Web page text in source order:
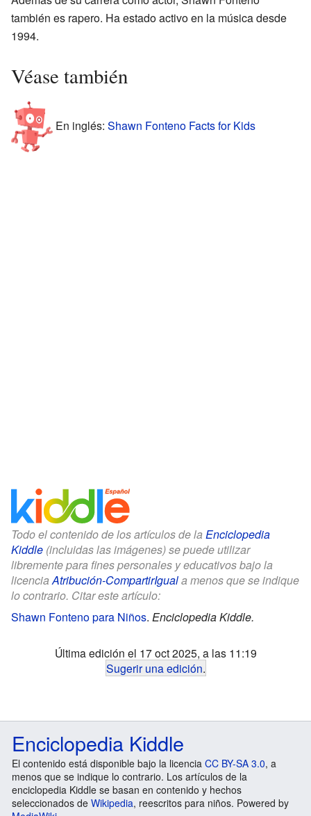
también es rapero. Ha estado activo en la música desde
1994.
Véase también
En inglés: Shawn Fonteno Facts for Kids
Todo el contenido de los artículos de la Enciclopedia
Kiddle (incluidas las imágenes) se puede utilizar
libremente para fines personales y educativos bajo la
licenciaAtribución-CompartirIguala menos que se indique
lo contrario. Citar este artículo:
Shawn Fonteno para Niños. Enciclopedia Kiddle.
Última edición el 17 oct 2025, a las 11:19
Sugerir una edición.
Enciclopedia Kiddle
El contenido está disponible bajo la licencia CC BY-SA 3.0, a
menos que se indique lo contrario. Los artículos de la
enciclopedia Kiddle se basan en contenido y hechos
seleccionados de Wikipedia, reescritos para niños. Powered by